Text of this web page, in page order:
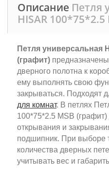
Описание Петля
HISAR 100*75*2.5
Петля универсальная
(графит)
дверного полотна к
ему выполнять свою
закрываться. Подходят
для комнат. В петлях
100*75*2.5 MSB
открывания и
подшипник. При выборе
количества дверных
учитывать вес и